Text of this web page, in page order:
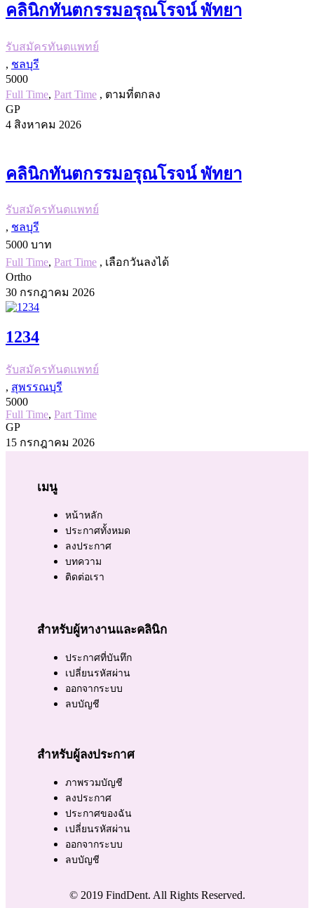
คลินิกทันตกรรมอรุณโรจน์ พัทยา
รับสมัครทันตแพทย์
, ชลบุรี
5000
Full Time, Part Time , ตามที่ตกลง
GP
4 สิงหาคม 2026
คลินิกทันตกรรมอรุณโรจน์ พัทยา
รับสมัครทันตแพทย์
, ชลบุรี
5000 บาท
Full Time, Part Time , เลือกวันลงได้
Ortho
30 กรกฎาคม 2026
1234
รับสมัครทันตแพทย์
, สุพรรณบุรี
5000
Full Time, Part Time
GP
15 กรกฎาคม 2026
เมนู
หน้าหลัก
ประกาศทั้งหมด
ลงประกาศ
บทความ
ติดต่อเรา
สำหรับผู้หางานและคลินิก
ประกาศที่บันทึก
เปลี่ยนรหัสผ่าน
ออกจากระบบ
ลบบัญชี
สำหรับผู้ลงประกาศ
ภาพรวมบัญชี
ลงประกาศ
ประกาศของฉัน
เปลี่ยนรหัสผ่าน
ออกจากระบบ
ลบบัญชี
© 2019 FindDent. All Rights Reserved.